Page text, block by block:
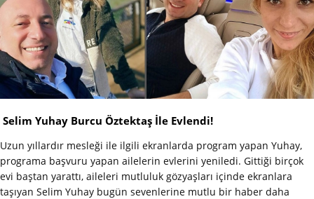
Selim Yuhay Burcu Öztektaş İle Evlendi!
Uzun yıllardır mesleği ile ilgili ekranlarda program yapan Yuhay,
programa başvuru yapan ailelerin evlerini yeniledi. Gittiği birçok
evi baştan yarattı, aileleri mutluluk gözyaşları içinde ekranlara
taşıyan Selim Yuhay bugün sevenlerine mutlu bir haber daha